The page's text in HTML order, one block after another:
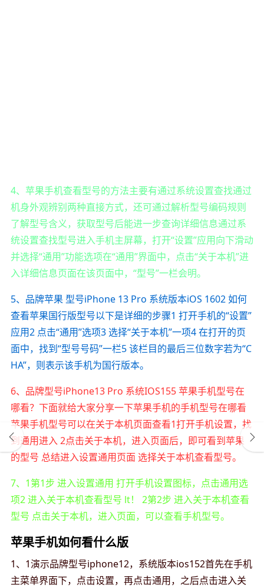
4、苹果手机查看型号的方法主要有通过系统设置查找通过
机身外观辨别两种直接方式，还可通过解析型号编码规则
了解型号含义，获取型号后能进一步查询详细信息通过系
统设置查找型号进入手机主屏幕，打开“设置”应用向下滑动
并选择“通用”功能选项在“通用”界面中，点击“关于本机”进
入详细信息页面在该页面中，“型号”一栏会明。
5、品牌苹果 型号iPhone 13 Pro 系统版本iOS 1602 如何
查看苹果国行版型号以下是详细的步骤1 打开手机的“设置”
应用2 点击“通用”选项3 选择“关于本机”一项4 在打开的页
面中，找到“型号号码”一栏5 该栏目的最后三位数字若为“C
HA”，则表示该手机为国行版本。
6、品牌型号iPhone13 Pro 系统IOS155 苹果手机型号在
哪看？下面就给大家分享一下苹果手机的手机型号在哪看
苹果手机型号可以在关于本机页面查看1打开手机设置，找
到通用进入 2点击关于本机，进入页面后，即可看到苹果
的型号 总结进入设置通用页面 选择关于本机查看型号。
7、1第1步 进入设置通用 打开手机设置图标，点击通用选
项2 进入关于本机查看型号 lt！ 2第2步 进入关于本机查看
型号 点击关于本机，进入页面，可以查看手机型号。
苹果手机如何看什么版
1、1演示品牌型号iphone12，系统版本ios152首先在手机
主菜单界面下，点击设置，再点击通用，之后点击进入关